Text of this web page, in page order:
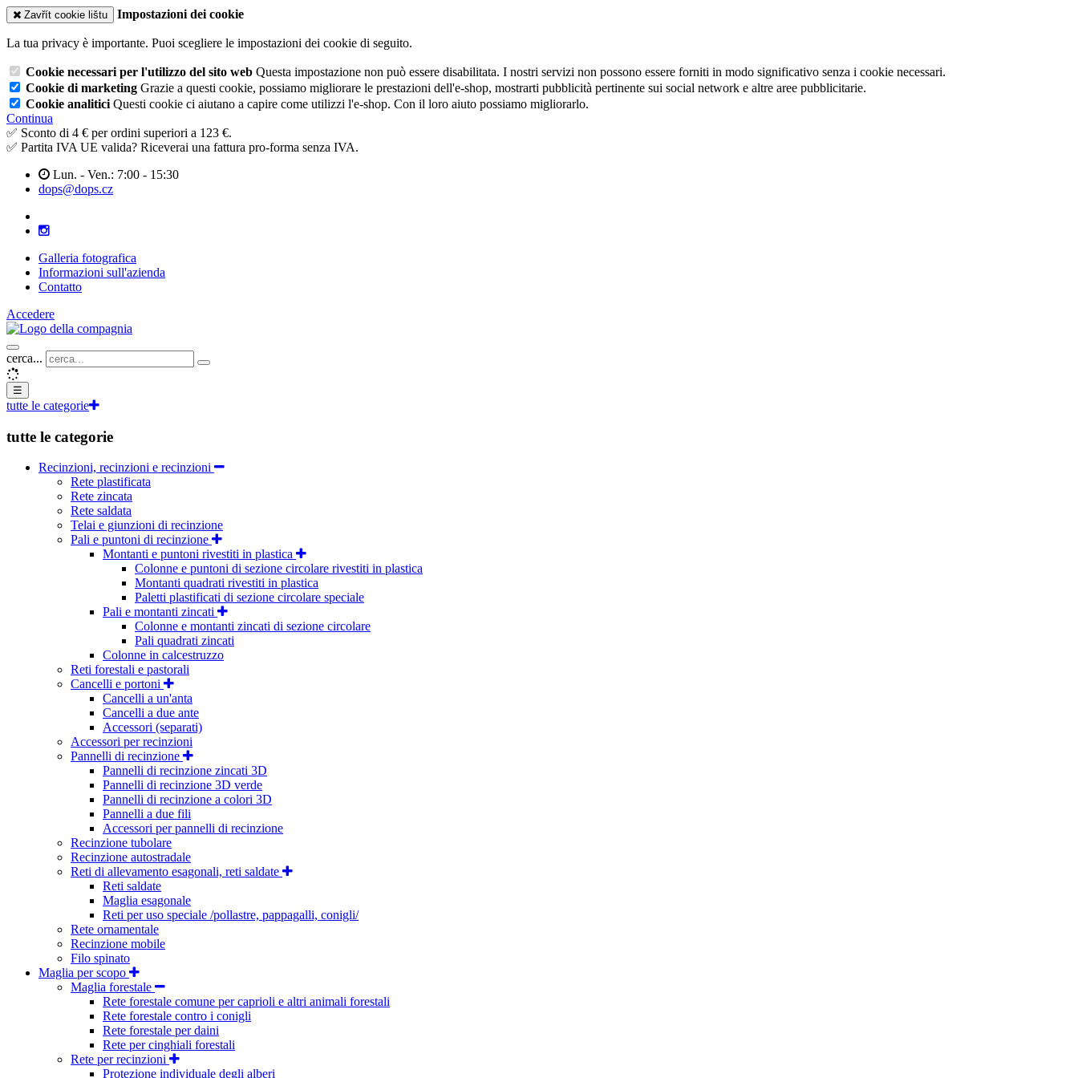
Zavřít cookie lištu Impostazioni dei cookie
La tua privacy è importante. Puoi scegliere le impostazioni dei cookie di seguito.
Cookie necessari per l'utilizzo del sito web Questa impostazione non può essere disabilitata. I nostri servizi non possono essere forniti in modo significativo senza i cookie necessari.
Cookie di marketing Grazie a questi cookie, possiamo migliorare le prestazioni dell'e-shop, mostrarti pubblicità pertinente sui social network e altre aree pubblicitarie.
Cookie analitici Questi cookie ci aiutano a capire come utilizzi l'e-shop. Con il loro aiuto possiamo migliorarlo.
Continua
✅ Sconto di 4 € per ordini superiori a 123 €.
✅ Partita IVA UE valida? Riceverai una fattura pro-forma senza IVA.
Lun. - Ven.: 7:00 - 15:30
dops@dops.cz
Galleria fotografica
Informazioni sull'azienda
Contatto
Accedere
cerca...
☰
tutte le categorie
tutte le categorie
Recinzioni, recinzioni e recinzioni
Rete plastificata
Rete zincata
Rete saldata
Telai e giunzioni di recinzione
Pali e puntoni di recinzione
Montanti e puntoni rivestiti in plastica
Colonne e puntoni di sezione circolare rivestiti in plastica
Montanti quadrati rivestiti in plastica
Paletti plastificati di sezione circolare speciale
Pali e montanti zincati
Colonne e montanti zincati di sezione circolare
Pali quadrati zincati
Colonne in calcestruzzo
Reti forestali e pastorali
Cancelli e portoni
Cancelli a un'anta
Cancelli a due ante
Accessori (separati)
Accessori per recinzioni
Pannelli di recinzione
Pannelli di recinzione zincati 3D
Pannelli di recinzione 3D verde
Pannelli di recinzione a colori 3D
Pannelli a due fili
Accessori per pannelli di recinzione
Recinzione tubolare
Recinzione autostradale
Reti di allevamento esagonali, reti saldate
Reti saldate
Maglia esagonale
Reti per uso speciale /pollastre, pappagalli, conigli/
Rete ornamentale
Recinzione mobile
Filo spinato
Maglia per scopo
Maglia forestale
Rete forestale comune per caprioli e altri animali forestali
Rete forestale contro i conigli
Rete forestale per daini
Rete per cinghiali forestali
Rete per recinzioni
Protezione individuale degli alberi